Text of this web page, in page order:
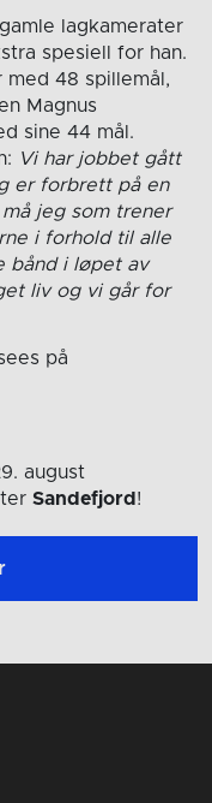
lagkamerater
spesiell for han.
48 spillemål,
Magnus
sine 44 mål.
Vi har jobbet gått
er forbrett på en
jeg som trener
i forhold til alle
bånd i løpet av
liv og vi går for
på
august
Sandefjord !